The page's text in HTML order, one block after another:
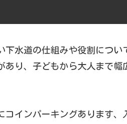
下水道の仕組みや役割につ
あり、子どもから大人まで
コインパーキングあります、